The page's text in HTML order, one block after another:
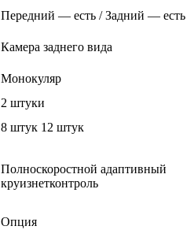
Передний — есть / Задний — есть
Камера заднего вида
Монокуляр
2 штуки
8 штук 12 штук
Полноскоростной адаптивный
круизнетконтроль
Опция